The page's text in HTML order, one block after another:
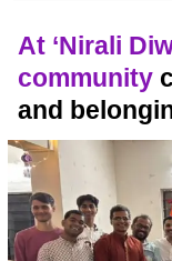
At ‘Nirali
community
and